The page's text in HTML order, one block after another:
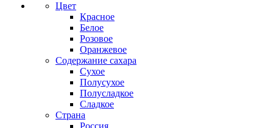
Цвет
Красное
Белое
Розовое
Оранжевое
Содержание сахара
Сухое
Полусухое
Полусладкое
Сладкое
Страна
Россия